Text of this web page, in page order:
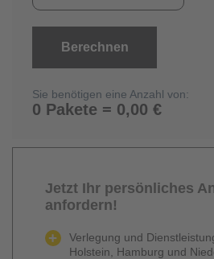
Berechnen
Sie benötigen eine Anzahl von:
0 Pakete = 0,00 €
Jetzt Ihr persönliches
anfordern!
Verlegung und
Holstein, Hamburg und